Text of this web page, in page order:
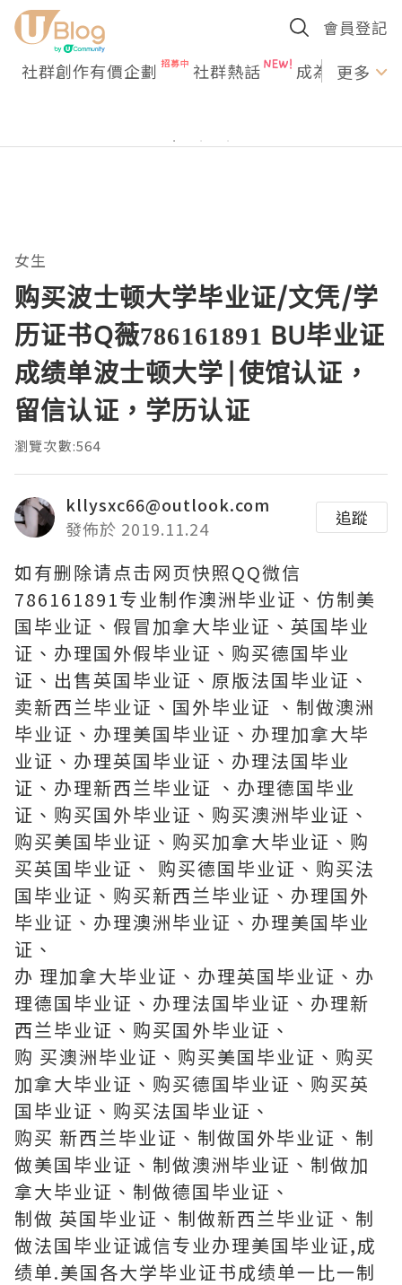
會員登記
社群創作有價企劃 社群熱話 成為U更多
女生
购买波士顿大学毕业证/文凭/学
历证书Q薇786161891 BU毕业证
成绩单波士顿大学|使馆认证，
留信认证，学历认证
瀏覽次數:564
kllysxc66@outlook.com
發佈於 2019.11.24
追蹤
如有删除请点击网页快照QQ微信
786161891专业制作澳洲毕业证、仿制美
国毕业证、假冒加拿大毕业证、英国毕业
证、办理国外假毕业证、购买德国毕业
证、出售英国毕业证、原版法国毕业证、
卖新西兰毕业证、国外毕业证 、制做澳洲
毕业证、办理美国毕业证、办理加拿大毕
业证、办理英国毕业证、办理法国毕业
证、办理新西兰毕业证 、办理德国毕业
证、购买国外毕业证、购买澳洲毕业证、
购买美国毕业证、购买加拿大毕业证、购
买英国毕业证、 购买德国毕业证、购买法
国毕业证、购买新西兰毕业证、办理国外
毕业证、办理澳洲毕业证、办理美国毕业
证、
办 理加拿大毕业证、办理英国毕业证、办
理德国毕业证、办理法国毕业证、办理新
西兰毕业证、购买国外毕业证、
购 买澳洲毕业证、购买美国毕业证、购买
加拿大毕业证、购买德国毕业证、购买英
国毕业证、购买法国毕业证、
购买 新西兰毕业证、制做国外毕业证、制
做美国毕业证、制做澳洲毕业证、制做加
拿大毕业证、制做德国毕业证、
制做 英国毕业证、制做新西兰毕业证、制
做法国毕业证诚信专业办理美国毕业证,成
绩单.美国各大学毕业证书成绩单一比一制